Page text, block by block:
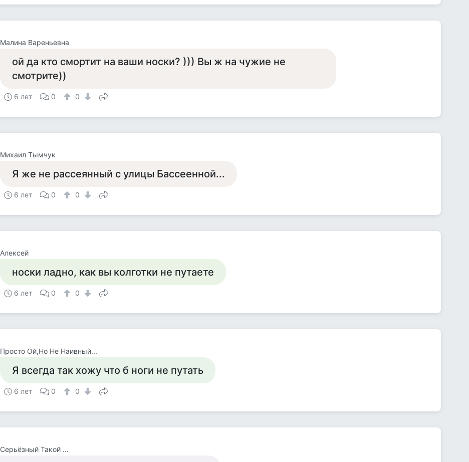
Малина Вареньевна
ой да кто смортит на ваши носки? ))) Вы ж на чужие не
смотрите))
6 лет 0 0
Михаил Тымчук
Я же не рассеянный с улицы Бассеенной...
6 лет 0 0
Алексей
носки ладно, как вы колготки не путаете
6 лет 0 0
Просто Ой,Но Не Наивный...
Я всегда так хожу что б ноги не путать
6 лет 0 0
Серьёзный Такой ...